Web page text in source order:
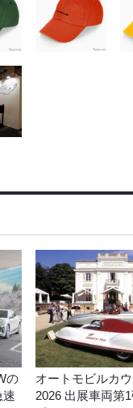
の
速
オートモビルカ
2026 出展車両第1